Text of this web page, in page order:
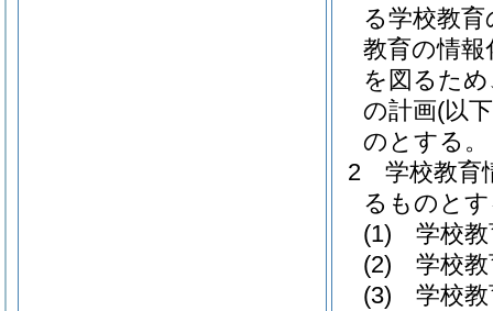
る学校教
教育の情
を図るた
の計画(以
のとする。
2
学校教育
るものと
(1)
学校
(2)
学校
(3)
学校